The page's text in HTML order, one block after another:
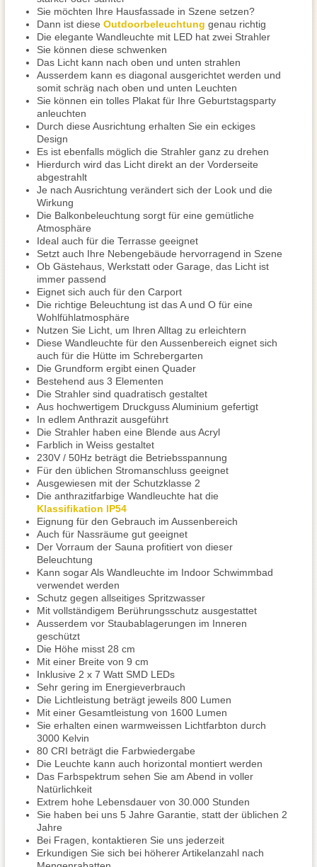
Sie möchten Ihre Hausfassade in Szene setzen?
Dann ist diese Outdoorbeleuchtung genau richtig
Die elegante Wandleuchte mit LED hat zwei Strahler
Sie können diese schwenken
Das Licht kann nach oben und unten strahlen
Ausserdem kann es diagonal ausgerichtet werden und
somit schräg nach oben und unten Leuchten
Sie können ein tolles Plakat für Ihre Geburtstagsparty
anleuchten
Durch diese Ausrichtung erhalten Sie ein eckiges
Design
Es ist ebenfalls möglich die Strahler ganz zu drehen
Hierdurch wird das Licht direkt an der Vorderseite
abgestrahlt
Je nach Ausrichtung verändert sich der Look und die
Wirkung
Die Balkonbeleuchtung sorgt für eine gemütliche
Atmosphäre
Ideal auch für die Terrasse geeignet
Setzt auch Ihre Nebengebäude hervorragend in Szene
Ob Gästehaus, Werkstatt oder Garage, das Licht ist
immer passend
Eignet sich auch für den Carport
Die richtige Beleuchtung ist das A und O für eine
Wohlfühlatmosphäre
Nutzen Sie Licht, um Ihren Alltag zu erleichtern
Diese Wandleuchte für den Aussenbereich eignet sich
auch für die Hütte im Schrebergarten
Die Grundform ergibt einen Quader
Bestehend aus 3 Elementen
Die Strahler sind quadratisch gestaltet
Aus hochwertigem Druckguss Aluminium gefertigt
In edlem Anthrazit ausgeführt
Die Strahler haben eine Blende aus Acryl
Farblich in Weiss gestaltet
230V / 50Hz beträgt die Betriebsspannung
Für den üblichen Stromanschluss geeignet
Ausgewiesen mit der Schutzklasse 2
Die anthrazitfarbige Wandleuchte hat die
Klassifikation IP54
Eignung für den Gebrauch im Aussenbereich
Auch für Nassräume gut geeignet
Der Vorraum der Sauna profitiert von dieser
Beleuchtung
Kann sogar Als Wandleuchte im Indoor Schwimmbad
verwendet werden
Schutz gegen allseitiges Spritzwasser
Mit vollständigem Berührungsschutz ausgestattet
Ausserdem vor Staubablagerungen im Inneren
geschützt
Die Höhe misst 28 cm
Mit einer Breite von 9 cm
Inklusive 2 x 7 Watt SMD LEDs
Sehr gering im Energieverbrauch
Die Lichtleistung beträgt jeweils 800 Lumen
Mit einer Gesamtleistung von 1600 Lumen
Sie erhalten einen warmweissen Lichtfarbton durch
3000 Kelvin
80 CRI beträgt die Farbwiedergabe
Die Leuchte kann auch horizontal montiert werden
Das Farbspektrum sehen Sie am Abend in voller
Natürlichkeit
Extrem hohe Lebensdauer von 30.000 Stunden
Sie haben bei uns 5 Jahre Garantie, statt der üblichen 2
Jahre
Bei Fragen, kontaktieren Sie uns jederzeit
Erkundigen Sie sich bei höherer Artikelanzahl nach